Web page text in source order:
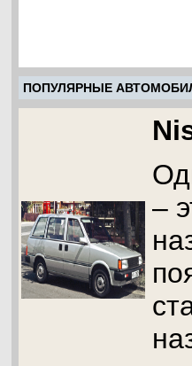
ПОПУЛЯРНЫЕ
–